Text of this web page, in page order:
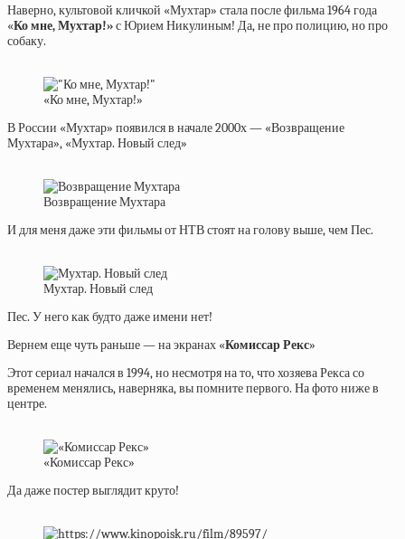
Наверно, культовой кличкой «Мухтар» стала после фильма 1964 года
«Ко мне, Мухтар!»с Юрием Никулиным! Да, не про полицию, но про
собаку.
«Ко мне, Мухтар!»
В России «Мухтар» появился в начале 2000х — «Возвращение
Мухтара», «Мухтар. Новый след»
Возвращение Мухтара
И для меня даже эти фильмы от НТВ стоят на голову выше, чем Пес.
Мухтар. Новый след
Пес. У него как будто даже имени нет!
Вернем еще чуть раньше — на экранах «КомиссарРекс»
Этот сериал начался в 1994, но несмотря на то, что хозяева Рекса со
временем менялись, наверняка, вы помните первого. На фото ниже в
центре.
«Комиссар Рекс»
Да даже постер выглядит круто!